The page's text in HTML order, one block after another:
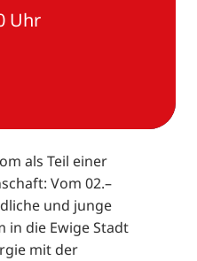
Uhr
als Teil einer
Vom 02.–
und junge
in die Ewige Stadt
mit der